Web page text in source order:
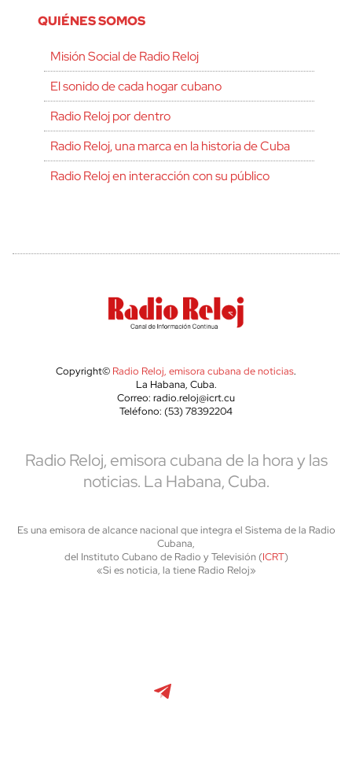
QUIÉNES SOMOS
Misión Social de Radio Reloj
El sonido de cada hogar cubano
Radio Reloj por dentro
Radio Reloj, una marca en la historia de Cuba
Radio Reloj en interacción con su público
Copyright© Radio Reloj, emisora cubana de noticias.
La Habana, Cuba.
Correo: radio.reloj@icrt.cu
Teléfono: (53) 78392204
Radio Reloj, emisora cubana de la hora y las
noticias. La Habana, Cuba.
Es una emisora de alcance nacional que integra el Sistema de la Radio
Cubana,
del Instituto Cubano de Radio y Televisión (ICRT)
«Si es noticia, la tiene Radio Reloj»